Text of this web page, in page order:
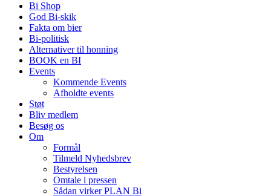
Bi Shop
God Bi-skik
Fakta om bier
Bi-politisk
Alternativer til honning
BOOK en BI
Events
Kommende Events
Afholdte events
Støt
Bliv medlem
Besøg os
Om
Formål
Tilmeld Nyhedsbrev
Bestyrelsen
Omtale i pressen
Sådan virker PLAN Bi